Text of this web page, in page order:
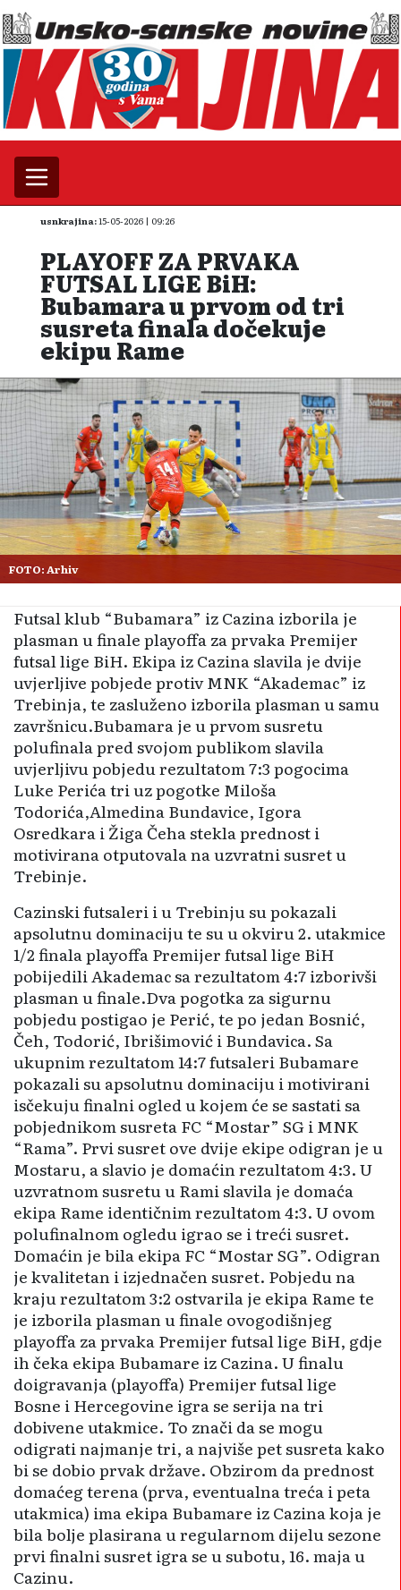
usnkrajina:15-05-2026 | 09:26
PLAYOFF ZA PRVAKA
FUTSAL LIGE BiH:
Bubamara u prvom od tri
susreta finala dočekuje
ekipu Rame
FOTO: Arhiv
Futsal klub “Bubamara” iz Cazina izborila je
plasman u finale playoffa za prvaka Premijer
futsal lige BiH. Ekipa iz Cazina slavila je dvije
uvjerljive pobjede protiv MNK “Akademac” iz
Trebinja, te zasluženo izborila plasman u samu
završnicu.Bubamara je u prvom susretu
polufinala pred svojom publikom slavila
uvjerljivu pobjedu rezultatom 7:3 pogocima
Luke Perića tri uz pogotke Miloša
Todorića,Almedina Bundavice, Igora
Osredkara i Žiga Čeha stekla prednost i
motivirana otputovala na uzvratni susret u
Trebinje.
Cazinski futsaleri i u Trebinju su pokazali
apsolutnu dominaciju te su u okviru 2. utakmice
1/2 finala playoffa Premijer futsal lige BiH
pobijedili Akademac sa rezultatom 4:7 izborivši
plasman u finale.Dva pogotka za sigurnu
pobjedu postigao je Perić, te po jedan Bosnić,
Čeh, Todorić, Ibrišimović i Bundavica. Sa
ukupnim rezultatom 14:7 futsaleri Bubamare
pokazali su apsolutnu dominaciju i motivirani
isčekuju finalni ogled u kojem će se sastati sa
pobjednikom susreta FC “Mostar” SG i MNK
“Rama”. Prvi susret ove dvije ekipe odigran je u
Mostaru, a slavio je domaćin rezultatom 4:3. U
uzvratnom susretu u Rami slavila je domaća
ekipa Rame identičnim rezultatom 4:3. U ovom
polufinalnom ogledu igrao se i treći susret.
Domaćin je bila ekipa FC “Mostar SG”. Odigran
je kvalitetan i izjednačen susret. Pobjedu na
kraju rezultatom 3:2 ostvarila je ekipa Rame te
je izborila plasman u finale ovogodišnjeg
playoffa za prvaka Premijer futsal lige BiH, gdje
ih čeka ekipa Bubamare iz Cazina. U finalu
doigravanja (playoffa) Premijer futsal lige
Bosne i Hercegovine igra se serija na tri
dobivene utakmice. To znači da se mogu
odigrati najmanje tri, a najviše pet susreta kako
bi se dobio prvak države. Obzirom da prednost
domaćeg terena (prva, eventualna treća i peta
utakmica) ima ekipa Bubamare iz Cazina koja je
bila bolje plasirana u regularnom dijelu sezone
prvi finalni susret igra se u subotu, 16. maja u
Cazinu.